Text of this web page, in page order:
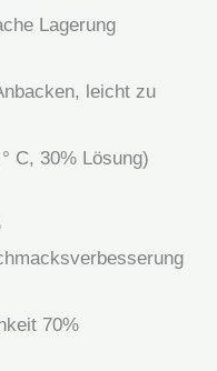
Lagerung
leicht zu
C, 30% Lösung)
70%